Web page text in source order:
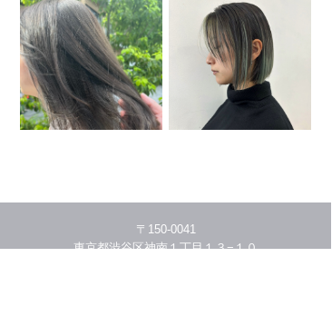
〒150-0041
東京都渋谷区神南１丁目１３−１０